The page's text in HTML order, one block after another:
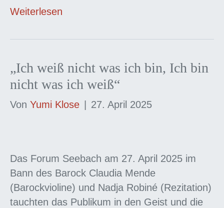
Weiterlesen
„Ich weiß nicht was ich bin, Ich bin
nicht was ich weiß“
Von Yumi Klose 27. April 2025
Das Forum Seebach am 27. April 2025 im
Bann des Barock Claudia Mende
(Barockvioline) und Nadja Robiné (Rezitation)
tauchten das Publikum in den Geist und die